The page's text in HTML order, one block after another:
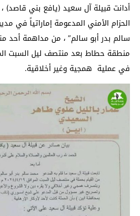
أدانت قبيلة آل سعيد (يافع بني قاصد)
الحزام الأمني المدعومة إماراتياً في
سالم بدر أبو سالم” ، من مداهمة أحد
في عملية همجية وغير أخلاقية.